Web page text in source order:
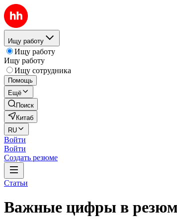
Ищу работу
Ищу работу
Ищу работу
Ищу сотрудника
Помощь
Ещё
Поиск
Китаб
RU
Войти
Войти
Создать резюме
Статьи
Важные цифры в